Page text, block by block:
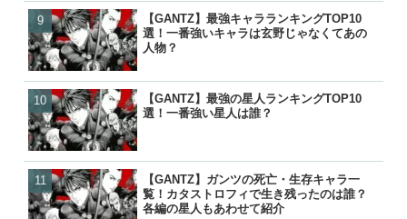
【GANTZ】最強キャラランキングTOP10
選！一番強いキャラは玄野じゃなくてあの
人物？
【GANTZ】最強の星人ランキングTOP10
選！一番強い星人は誰？
【GANTZ】ガンツの死亡・生存キャラ一
覧！カタストロフィで生き残ったのは誰？
各編の星人もあわせて紹介
【GANTZ】ガンツの死亡・
覧！カタストロフィで生き
【GANTZ】最強の星人ラン
選！一番強い星人は誰？
【GANTZ】最強キャララン
選！一番強いキャラは玄野
人物？
【GANTZ】最強の星人ラン
選！一番強い星人は誰？
【GANTZ】最強キャララン
選！一番強いキャラは玄野
【GANTZ】ガンツの死亡・
覧！カタストロフィで生き
各編の星人もあわせて紹介
【BLEACH】護廷十三隊の
覧！初代から10年後まで歴
【BLEACH】零番隊は死亡
後が小説で判明！
【ワンピース】ローが敗北
げの詳細と敗走について